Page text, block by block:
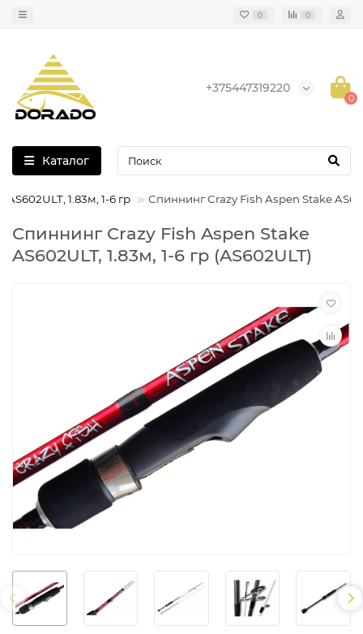
0 0
+375447319220
0
Каталог
1.83м, 1-6 гр Спиннинг Crazy Fish Aspen Stake
Спиннинг Crazy Fish Aspen Stake
AS602ULT, 1.83м, 1-6 гр (AS602ULT)